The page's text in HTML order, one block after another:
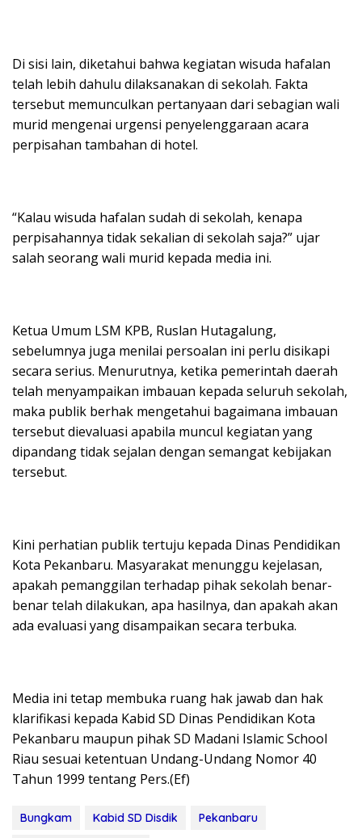
Di sisi lain, diketahui bahwa kegiatan wisuda hafalan
telah lebih dahulu dilaksanakan di sekolah. Fakta
tersebut memunculkan pertanyaan dari sebagian wali
murid mengenai urgensi penyelenggaraan acara
perpisahan tambahan di hotel.
“Kalau wisuda hafalan sudah di sekolah, kenapa
perpisahannya tidak sekalian di sekolah saja?” ujar
salah seorang wali murid kepada media ini.
Ketua Umum LSM KPB, Ruslan Hutagalung,
sebelumnya juga menilai persoalan ini perlu disikapi
secara serius. Menurutnya, ketika pemerintah daerah
telah menyampaikan imbauan kepada seluruh sekolah,
maka publik berhak mengetahui bagaimana imbauan
tersebut dievaluasi apabila muncul kegiatan yang
dipandang tidak sejalan dengan semangat kebijakan
tersebut.
Kini perhatian publik tertuju kepada Dinas Pendidikan
Kota Pekanbaru. Masyarakat menunggu kejelasan,
apakah pemanggilan terhadap pihak sekolah benar-
benar telah dilakukan, apa hasilnya, dan apakah akan
ada evaluasi yang disampaikan secara terbuka.
Media ini tetap membuka ruang hak jawab dan hak
klarifikasi kepada Kabid SD Dinas Pendidikan Kota
Pekanbaru maupun pihak SD Madani Islamic School
Riau sesuai ketentuan Undang-Undang Nomor 40
Tahun 1999 tentang Pers.(Ef)
Bungkam Kabid SD Disdik Pekanbaru